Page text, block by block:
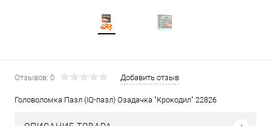
Отзывов: 0 Добавить отзыв
Головоломка Пазл (IQ-пазл) Озадачка "Крокодил" 22826